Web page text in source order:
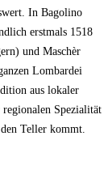
In Bagolino
erstmals 1518
und Maschèr
Lombardei
aus lokaler
Spezialität
Teller kommt.